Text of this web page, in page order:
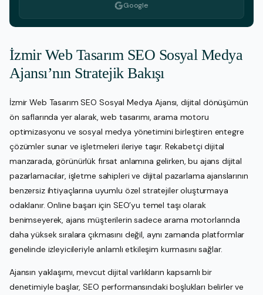
Google
İzmir Web Tasarım SEO Sosyal Medya
Ajansı’nın Stratejik Bakışı
İzmir Web Tasarım SEO Sosyal Medya Ajansı, dijital dönüşümün
ön saflarında yer alarak, web tasarımı, arama motoru
optimizasyonu ve sosyal medya yönetimini birleştiren entegre
çözümler sunar ve işletmeleri ileriye taşır. Rekabetçi dijital
manzarada, görünürlük fırsat anlamına gelirken, bu ajans dijital
pazarlamacılar, işletme sahipleri ve dijital pazarlama ajanslarının
benzersiz ihtiyaçlarına uyumlu özel stratejiler oluşturmaya
odaklanır. Online başarı için SEO’yu temel taşı olarak
benimseyerek, ajans müşterilerin sadece arama motorlarında
daha yüksek sıralara çıkmasını değil, aynı zamanda platformlar
genelinde izleyicileriyle anlamlı etkileşim kurmasını sağlar.
Ajansın yaklaşımı, mevcut dijital varlıkların kapsamlı bir
denetimiyle başlar, SEO performansındaki boşlukları belirler ve